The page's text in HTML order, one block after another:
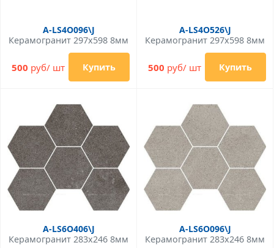
A-LS4O096\J
Керамогранит 297x598 8мм
500 руб/ шт Купить
A-LS4O526\J
Керамогранит 297x598 8мм
500 руб/ шт Купить
A-LS6O406\J
Керамогранит 283x246 8мм
A-LS6O096\J
Керамогранит 283x246 8мм